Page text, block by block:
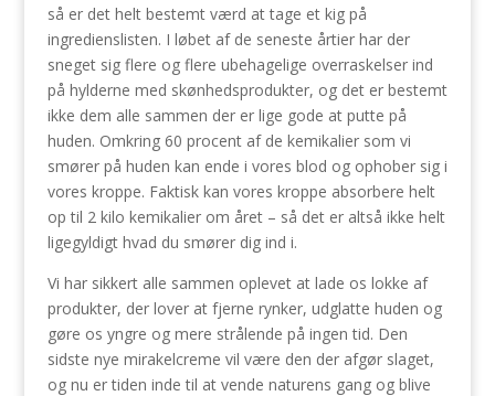
så er det helt bestemt værd at tage et kig på
ingredienslisten. I løbet af de seneste årtier har der
sneget sig flere og flere ubehagelige overraskelser ind
på hylderne med skønhedsprodukter, og det er bestemt
ikke dem alle sammen der er lige gode at putte på
huden. Omkring 60 procent af de kemikalier som vi
smører på huden kan ende i vores blod og ophober sig i
vores kroppe. Faktisk kan vores kroppe absorbere helt
op til 2 kilo kemikalier om året – så det er altså ikke helt
ligegyldigt hvad du smører dig ind i.
Vi har sikkert alle sammen oplevet at lade os lokke af
produkter, der lover at fjerne rynker, udglatte huden og
gøre os yngre og mere strålende på ingen tid. Den
sidste nye mirakelcreme vil være den der afgør slaget,
og nu er tiden inde til at vende naturens gang og blive